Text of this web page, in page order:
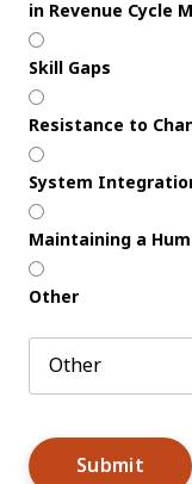
in Revenue Cycle
Skill Gaps
Resistance to
System
Maintaining a
Other